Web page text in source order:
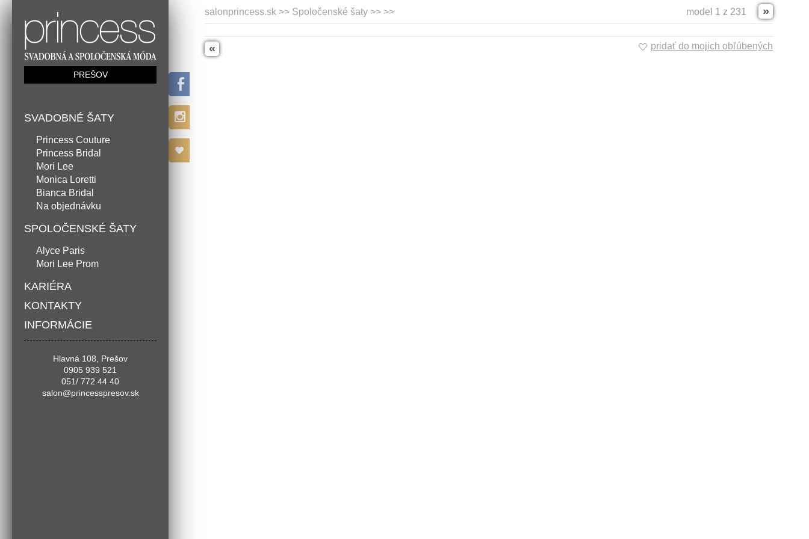
PREŠOV
SVADOBNÉ ŠATY
Princess Couture
Princess Bridal
Mori Lee
Monica Loretti
Bianca Bridal
Na objednávku
SPOLOČENSKÉ ŠATY
Alyce Paris
Mori Lee Prom
KARIÉRA
KONTAKTY
INFORMÁCIE
Hlavná 108, Prešov
0905 939 521
051/ 772 44 40
salon@princesspresov.sk
salonprincess.sk >> Spoločenské šaty >> >> »
model 1 z 231
« pridať do mojich obľúbených